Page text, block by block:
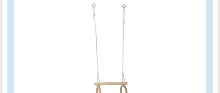
geeignet und bieten abwechslungsreiche
Spielmöglichkeiten. Die Trapezstange mit einer Länge von
ca. 45 cm sorgt für einen stabilen Abstand zwischen den
Ringen und trainiert so spielerisch die
Körperbeherrschung, Kraft und Geschicklichkeit Ihrer
Kinder. Verwandeln Sie Ihr bestehendes Schaukel- oder
Klettergerüst in eine multifunktionale Spiel- und
Bewegungslandschaft und gönnen Sie Ihren Kindern die